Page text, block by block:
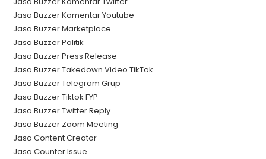
Jasa Buzzer Komentar Youtube
Jasa Buzzer Marketplace
Jasa Buzzer Politik
Jasa Buzzer Press Release
Jasa Buzzer Takedown Video TikTok
Jasa Buzzer Telegram Grup
Jasa Buzzer Tiktok FYP
Jasa Buzzer Twitter Reply
Jasa Buzzer Zoom Meeting
Jasa Content Creator
Jasa Counter Issue